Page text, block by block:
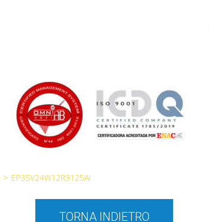
> EP35V24W12R3125AI
TORNA INDIETRO